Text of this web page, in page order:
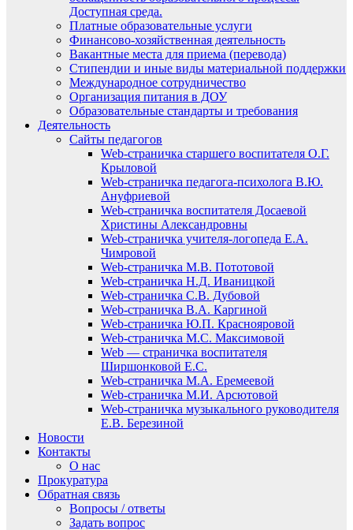
Доступная среда.
Платные образовательные услуги
Финансово-хозяйственная деятельность
Вакантные места для приема (перевода)
Стипендии и иные виды материальной поддержки
Международное сотрудничество
Организация питания в ДОУ
Образовательные стандарты и требования
Деятельность
Сайты педагогов
Web-страничка старшего воспитателя О.Г.
Крыловой
Web-страничка педагога-психолога В.Ю.
Ануфриевой
Web-страничка воспитателя Досаевой
Христины Александровны
Web-страничка учителя-логопеда Е.А.
Чимровой
Web-страничка М.В. Пототовой
Web-страничка Н.Д. Иваницкой
Web-страничка С.В. Дубовой
Web-страничка В.А. Каргиной
Web-страничка Ю.П. Краснояровой
Web-страничка М.С. Максимовой
Web — страничка воспитателя
Ширшонковой Е.С.
Web-страничка М.А. Еремеевой
Web-страничка М.И. Арсютовой
Web-страничка музыкального руководителя
Е.В. Березиной
Новости
Контакты
О нас
Прокуратура
Обратная связь
Вопросы / ответы
Задать вопрос